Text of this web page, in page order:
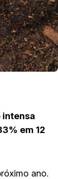
intensa
em 12
ano.